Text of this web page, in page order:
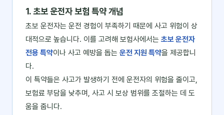
1. 초보 운전자 보험 특약 개념
초보 운전자는 운전 경험이 부족하기 때문에 사고 위험이 상
대적으로 높습니다. 이를 고려해 보험사에서는 초보 운전자
전용 특약이나 사고 예방을 돕는 운전 지원 특약을 제공합니
다.
이 특약들은 사고가 발생하기 전에 운전자의 위험을 줄이고,
보험료 부담을 낮추며, 사고 시 보상 범위를 조절하는 데 도
움을 줍니다.